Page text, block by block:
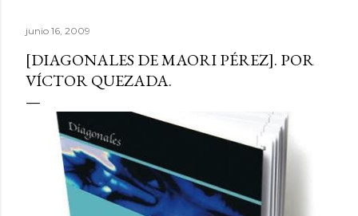
junio 16, 2009
[DIAGONALES DE MAORI PÉREZ]. POR
VÍCTOR QUEZADA.